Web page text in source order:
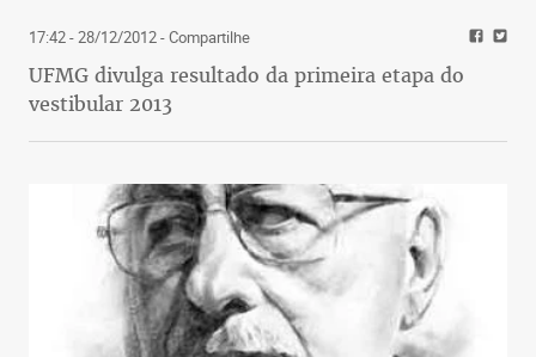
17:42 - 28/12/2012- Compartilhe
UFMG divulga resultado da primeira etapa do
vestibular 2013